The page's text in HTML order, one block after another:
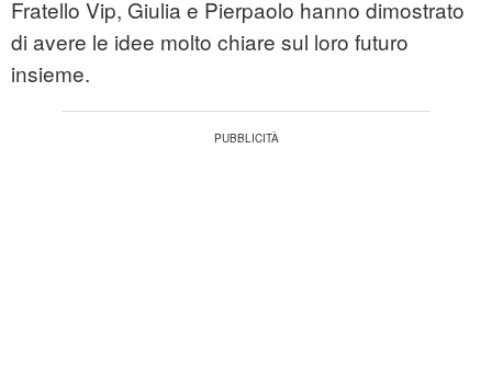
Fratello Vip, Giulia e Pierpaolo hanno dimostrato
di avere le idee molto chiare sul loro futuro
insieme.